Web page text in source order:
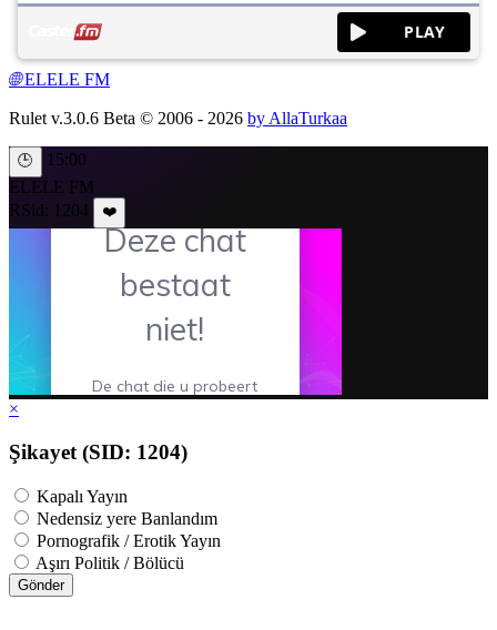
🌐 ELELE FM
Rulet v.3.0.6 Beta © 2006 - 2026 by AllaTurkaa
🕒
15:00
ELELE FM
RSid: 1204
❤️
×
Şikayet (SID: 1204)
Kapalı Yayın
Nedensiz yere Banlandım
Pornografik / Erotik Yayın
Aşırı Politik / Bölücü
Gönder